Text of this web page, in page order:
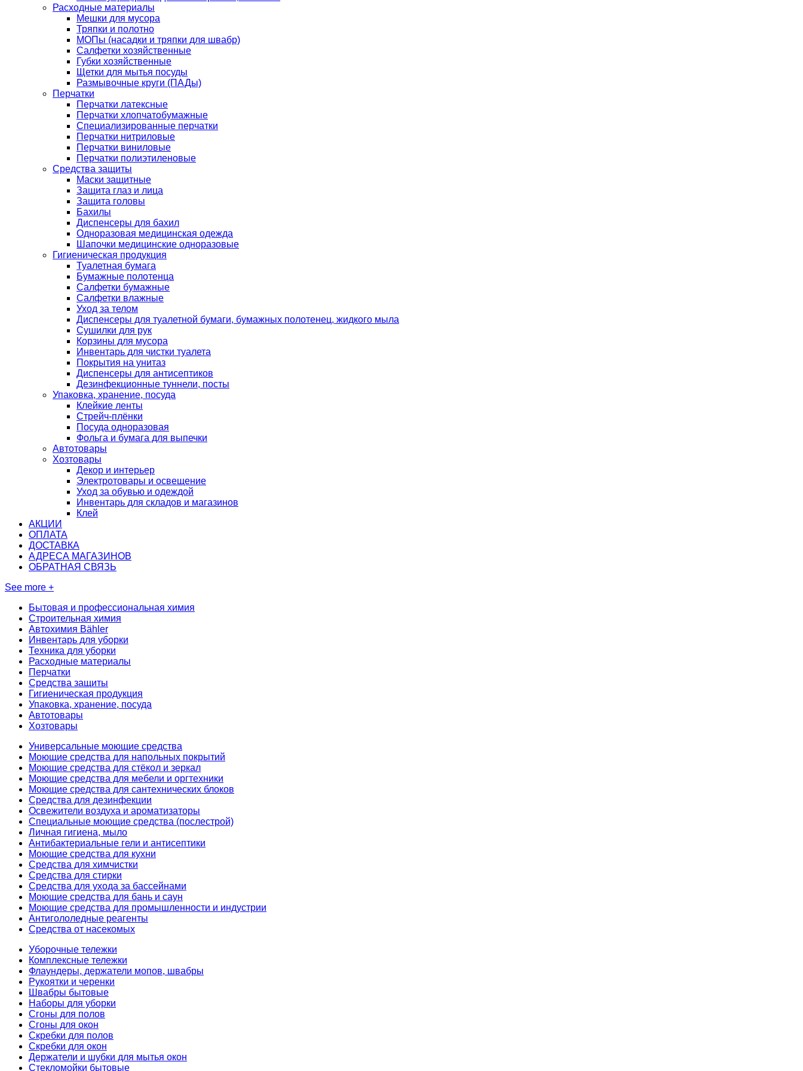
Расходные материалы
Мешки для мусора
Тряпки и полотно
МОПы (насадки и тряпки для швабр)
Салфетки хозяйственные
Губки хозяйственные
Щетки для мытья посуды
Размывочные круги (ПАДы)
Перчатки
Перчатки латексные
Перчатки хлопчатобумажные
Специализированные перчатки
Перчатки нитриловые
Перчатки виниловые
Перчатки полиэтиленовые
Средства защиты
Маски защитные
Защита глаз и лица
Защита головы
Бахилы
Диспенсеры для бахил
Одноразовая медицинская одежда
Шапочки медицинские одноразовые
Гигиеническая продукция
Туалетная бумага
Бумажные полотенца
Салфетки бумажные
Салфетки влажные
Уход за телом
Диспенсеры для туалетной бумаги, бумажных полотенец, жидкого мыла
Сушилки для рук
Корзины для мусора
Инвентарь для чистки туалета
Покрытия на унитаз
Диспенсеры для антисептиков
Дезинфекционные туннели, посты
Упаковка, хранение, посуда
Клейкие ленты
Стрейч-плёнки
Посуда одноразовая
Фольга и бумага для выпечки
Автотовары
Хозтовары
Декор и интерьер
Электротовары и освещение
Уход за обувью и одеждой
Инвентарь для складов и магазинов
Клей
АКЦИИ
ОПЛАТА
ДОСТАВКА
АДРЕСА МАГАЗИНОВ
ОБРАТНАЯ СВЯЗЬ
See more +
Бытовая и профессиональная химия
Строительная химия
Автохимия Bähler
Инвентарь для уборки
Техника для уборки
Расходные материалы
Перчатки
Средства защиты
Гигиеническая продукция
Упаковка, хранение, посуда
Автотовары
Хозтовары
Универсальные моющие средства
Моющие средства для напольных покрытий
Моющие средства для стёкол и зеркал
Моющие средства для мебели и оргтехники
Моющие средства для сантехнических блоков
Средства для дезинфекции
Освежители воздуха и ароматизаторы
Специальные моющие средства (послестрой)
Личная гигиена, мыло
Антибактериальные гели и антисептики
Моющие средства для кухни
Средства для химчистки
Средства для стирки
Средства для ухода за бассейнами
Моющие средства для бань и саун
Моющие средства для промышленности и индустрии
Антигололедные реагенты
Средства от насекомых
Уборочные тележки
Комплексные тележки
Флаундеры, держатели мопов, швабры
Рукоятки и черенки
Швабры бытовые
Наборы для уборки
Сгоны для полов
Сгоны для окон
Скребки для полов
Скребки для окон
Держатели и шубки для мытья окон
Стекломойки бытовые